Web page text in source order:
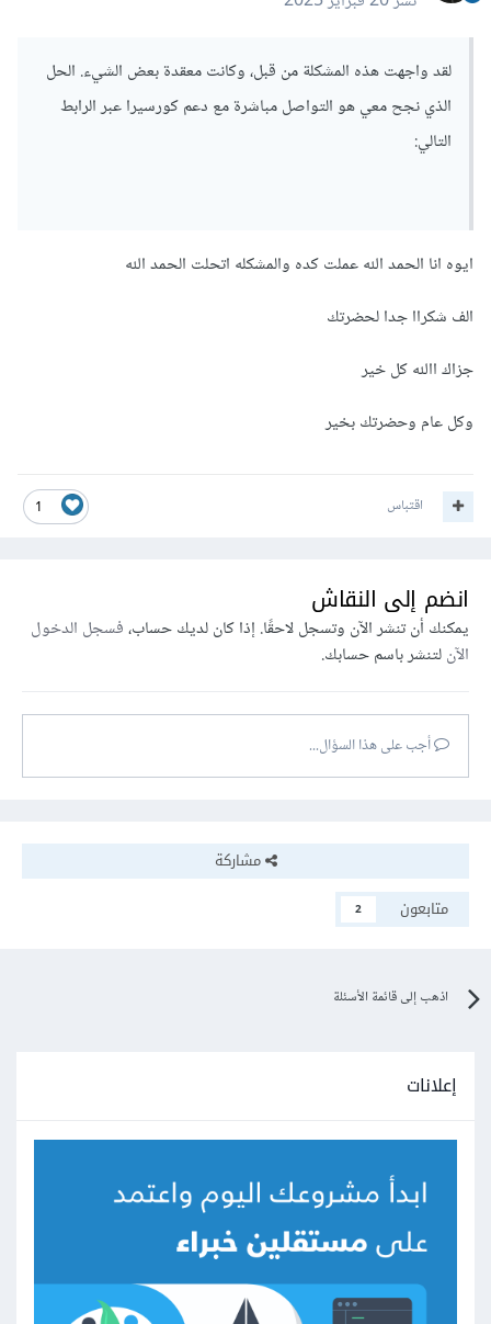
لقد واجهت هذه المشكلة من قبل، وكانت معقدة بعض الشيء. الحل
الذي نجح معي هو التواصل مباشرة مع دعم كورسيرا عبر الرابط
التالي:
ايوه انا الحمد الله عملت كده والمشكله اتحلت الحمد الله
الف شكراا جدا لحضرتك
جزاك االله كل خير
وكل عام وحضرتك بخير
1 اقتباس
انضم إلى النقاش
يمكنك أن تنشر الآن وتسجل لاحقًا. إذا كان لديك حساب،فسجل الدخول
الآنلتنشر باسم حسابك.
أجب على هذا السؤال...
مشاركة
متابعون
2
اذهب إلى قائمة الأسئلة
إعلانات